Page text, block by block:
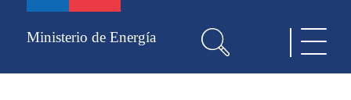
contenidoMinisterio de Energía